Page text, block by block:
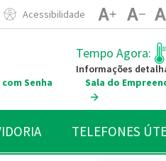
Acessibilidade
Tempo Agora:
Informações
Senha
Sala do
TELEFONES